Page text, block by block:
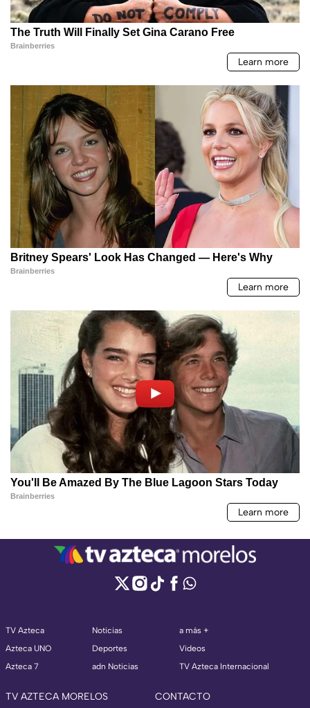
TV Azteca
Azteca UNO
Azteca 7
Noticias
Deportes
adn Noticias
a más +
Videos
TV Azteca Internacional
TV AZTECA MORELOS CONTACTO